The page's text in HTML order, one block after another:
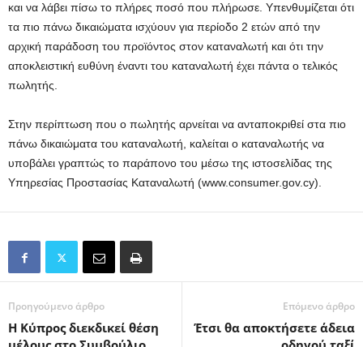
και να λάβει πίσω το πλήρες ποσό που πλήρωσε. Υπενθυμίζεται ότι
τα πιο πάνω δικαιώματα ισχύουν για περίοδο 2 ετών από την
αρχική παράδοση του προϊόντος στον καταναλωτή και ότι την
αποκλειστική ευθύνη έναντι του καταναλωτή έχει πάντα ο τελικός
πωλητής.
Στην περίπτωση που ο πωλητής αρνείται να ανταποκριθεί στα πιο
πάνω δικαιώματα του καταναλωτή, καλείται ο καταναλωτής να
υποβάλει γραπτώς το παράπονο του μέσω της ιστοσελίδας της
Υπηρεσίας Προστασίας Καταναλωτή (www.consumer.gov.cy).
Προηγούμενο άρθρο
H Kύπρος διεκδικεί θέση
Επόμενο άρθρο
Έτσι θα αποκτήσετε άδεια